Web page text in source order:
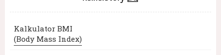
Kalkulator BMI
(Body Mass Index)